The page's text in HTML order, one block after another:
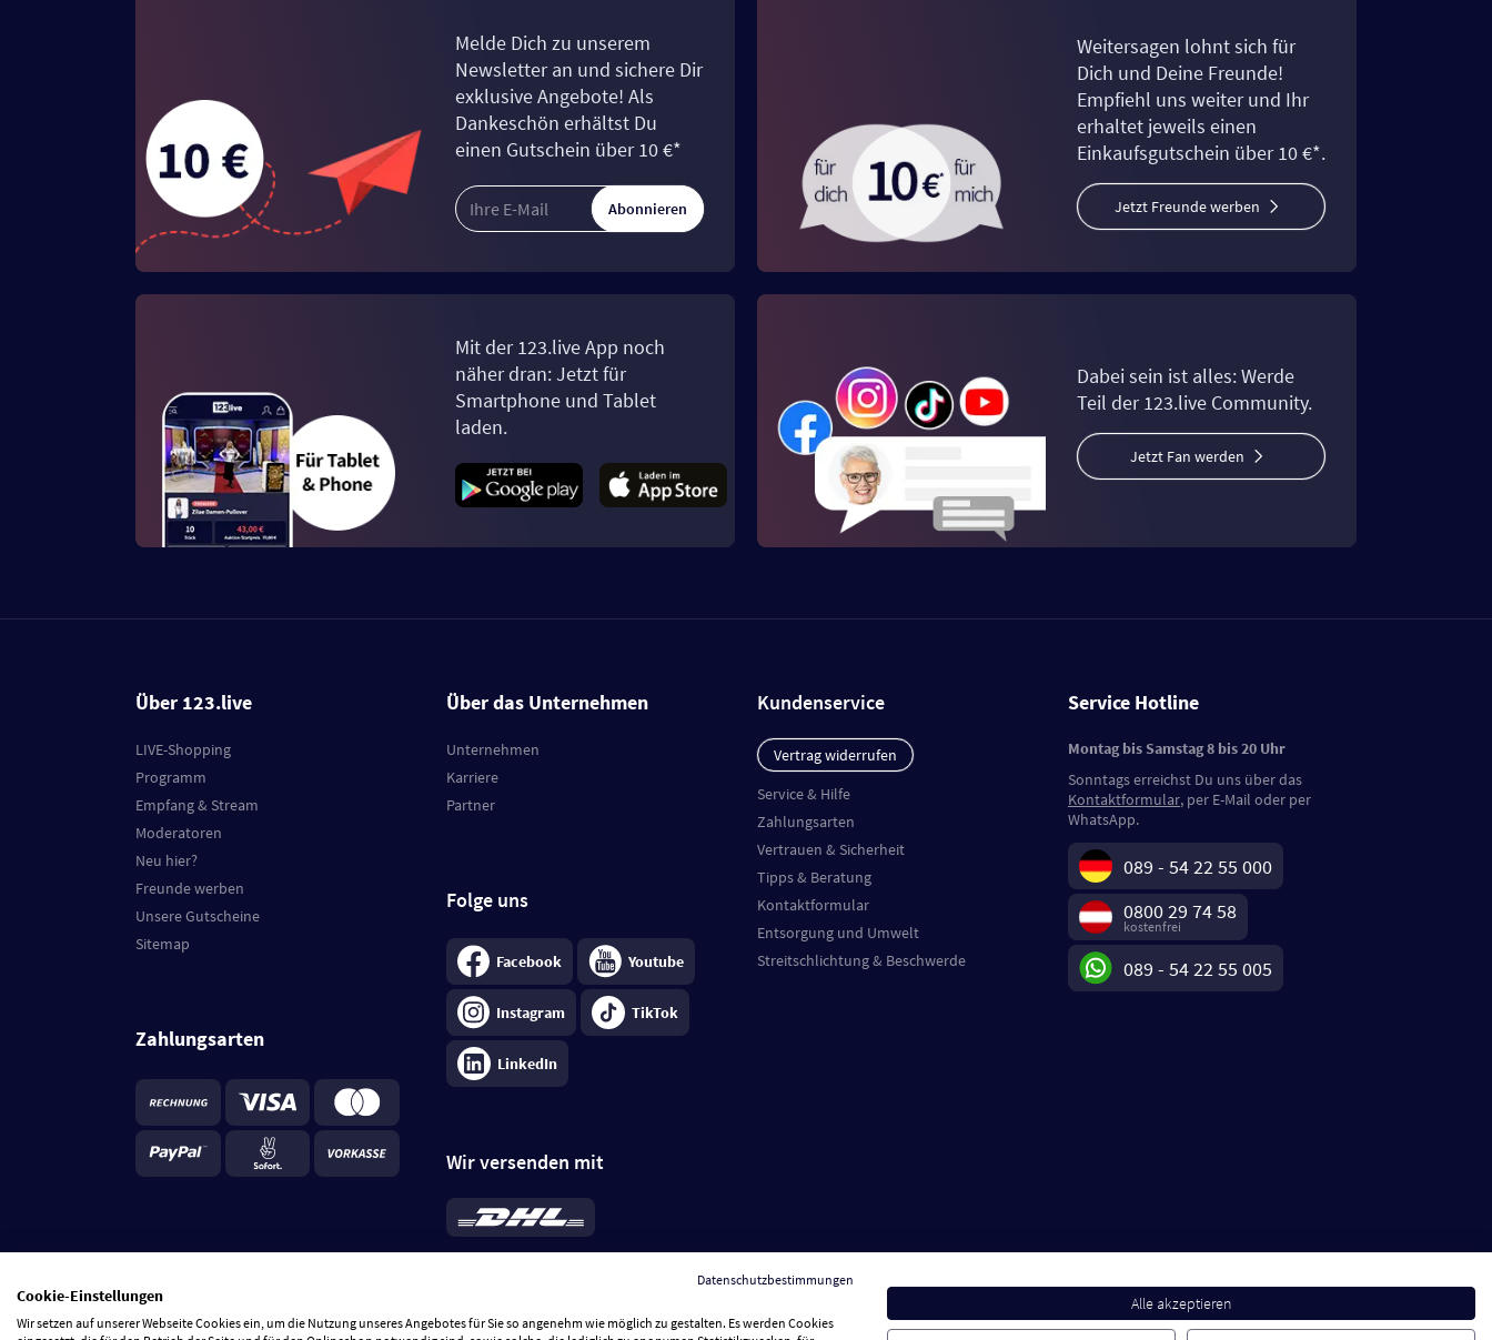
Melde Dich zu unserem
Newsletter an und sichere Dir
exklusive Angebote! Als
Dankeschön erhältst Du
einen Gutschein über 10 €*
Abonnieren
Weitersagen lohnt sich für
Dich und Deine Freunde!
Empfiehl uns weiter und Ihr
erhaltet jeweils einen
Einkaufsgutschein über 10 €*.
Jetzt Freunde werben
Mit der 123.live App noch
näher dran: Jetzt für
Smartphone und Tablet
laden.
Dabei sein ist alles: Werde
Teil der 123.live Community.
Jetzt Fan werden
Über 123.live
LIVE-Shopping
Programm
Empfang & Stream
Moderatoren
Neu hier?
Freunde werben
Unsere Gutscheine
Sitemap
Zahlungsarten
Über das Unternehmen
Unternehmen
Karriere
Partner
Folge uns
Facebook Youtube
Instagram TikTok
LinkedIn
Wir versenden mit
*Standard 6,95 €; bei Kühlware zzgl. 0,99 €
je Bestellung, insgesamt 7,94 €. Lieferzeit3-
Kundenservice
Vertrag widerrufen
Service & Hilfe
Zahlungsarten
Vertrauen & Sicherheit
Tipps & Beratung
Kontaktformular
Entsorgung und Umwelt
Streitschlichtung & Beschwerde
Service Hotline
Montag bis Samstag 8 bis 20 Uhr
Sonntags erreichst Du uns über das
Kontaktformular, per E-Mail oder per
WhatsApp.
089 - 54 22 55 000
0800 29 74 58
kostenfrei
089 - 54 22 55 005
Datenschutzbestimmungen
Cookie-Einstellungen
Wir setzen auf unserer Webseite Cookies ein, um die Nutzung unseres Angebotes für Sie so angenehm wie möglich zu gestalten. Es werden Cookies
Alle akzeptieren